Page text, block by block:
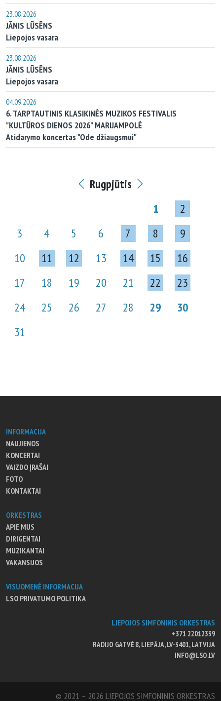
23.08.2026
JĀNIS LŪSĒNS
Liepojos vasara
23.08.2026
JĀNIS LŪSĒNS
Liepojos vasara
04.09.2026
6. TARPTAUTINIS KLASIKINĖS MUZIKOS FESTIVALIS
"KULTŪROS DIENOS 2026" MARIJAMPOLĖ
Atidarymo koncertas "Ode džiaugsmui"
Rugpjūtis
1
2
3
4 5 6 7 8
9
10
11 12 13 14 15
16
17
18 19 20 21 22
23
24
25 26 27 28 29
30
31
INFORMACIJA
NAUJIENOS
KONCERTAI
VAIZDO ĮRAŠAI
FOTO
KONTAKTAI
ORKESTRAS
APIE MUS
DIRIGENTAI
MUZIKANTAI
VAKANSIJOS
VISUOMENĖ INFORMACIJA
LSO PRIVATUMO POLITIKA
LIEPOJOS SIMFONINIS ORKESTRAS
+371 22012339
RADIJO GATVĖ 8, LIEPĀJA, LV-3401, LATVIJA
INFO@LSO.LV
© 2021 – 2026 LIEPOJOS SIMFONINIS ORKESTRAS